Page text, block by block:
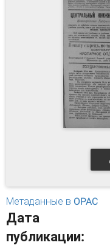
Метаданные в OPAC
Дата
публикации: